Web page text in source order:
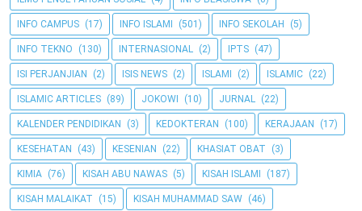
INFO CAMPUS (17) INFO ISLAMI (501) INFO SEKOLAH (5)
INFO TEKNO (130) INTERNASIONAL (2) IPTS (47)
ISI PERJANJIAN (2) ISIS NEWS (2) ISLAMI (2) ISLAMIC (22)
ISLAMIC ARTICLES (89) JOKOWI (10) JURNAL (22)
KALENDER PENDIDIKAN (3) KEDOKTERAN (100) KERAJAAN (17)
KESEHATAN (43) KESENIAN (22) KHASIAT OBAT (3)
KIMIA (76) KISAH ABU NAWAS (5) KISAH ISLAMI (187)
KISAH MALAIKAT (15) KISAH MUHAMMAD SAW (46)